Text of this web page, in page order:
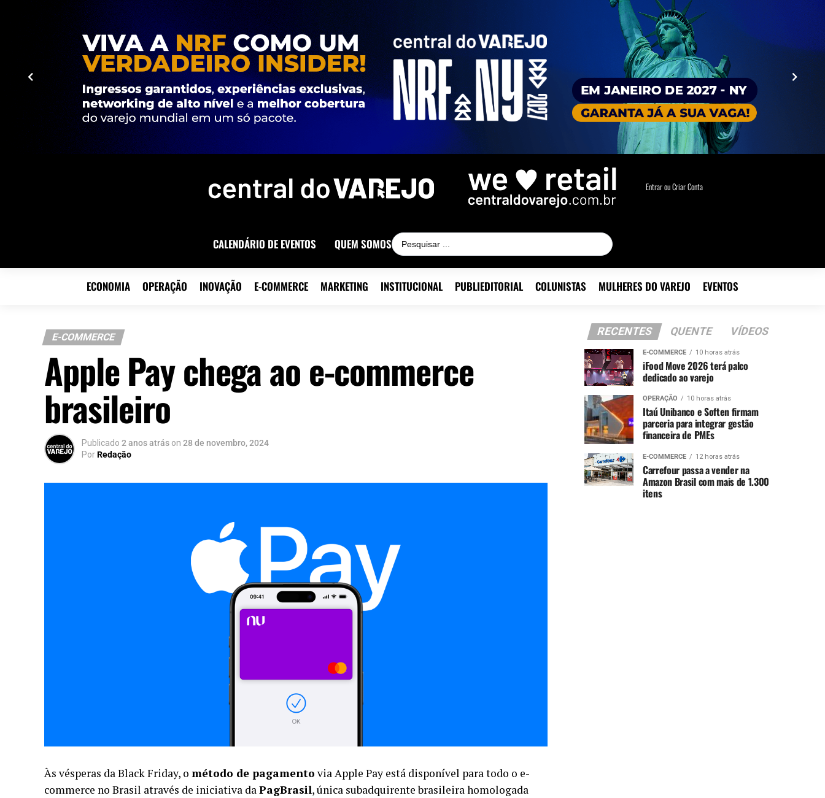
Entrar ou Criar Conta
CALENDÁRIO DE EVENTOS QUEM SOMOS
ECONOMIA OPERAÇÃO INOVAÇÃO E-COMMERCE MARKETING INSTITUCIONAL PUBLIEDITORIAL COLUNISTAS MULHERES DO VAREJO EVENTOS
E-COMMERCE
Apple Pay chega ao e-commerce
brasileiro
Publicado 2 anos atrás on 28 de novembro, 2024
PorRedação
Às vésperas da Black Friday, o método de pagamento via Apple Pay está disponível para todo o e-
commerce no Brasil através de iniciativa daPagBrasil, única subadquirente brasileira homologada
RECENTES QUENTE VÍDEOS
E-COMMERCE 10 horas atrás
iFood Move 2026 terá palco
dedicado ao varejo
OPERAÇÃO 10 horas atrás
Itaú Unibanco e Soften firmam
parceria para integrar gestão
financeira de PMEs
E-COMMERCE 12 horas atrás
Carrefour passa a vender na
Amazon Brasil com mais de 1.300
itens